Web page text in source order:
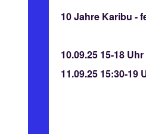
10 Jahre Karibu -
10.09.25 15-18
11.09.25 15:30-19